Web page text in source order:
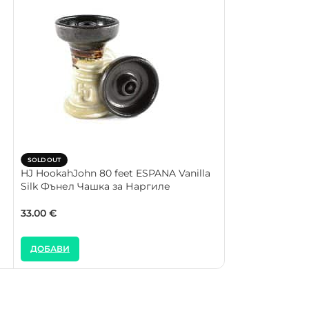
SOLD OUT
HJ HookahJohn 80 feet ESPANA Vanilla
Silk Фънел Чашка за Наргиле
33.00 €
ДОБАВИ